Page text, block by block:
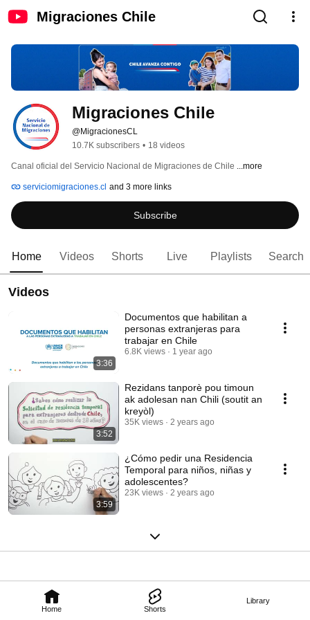
Migraciones Chile
Home Shorts
Library
Migraciones Chile
@MigracionesCL
10.7K subscribers • 18 videos
Canal oficial del Servicio Nacional de Migraciones de Chile ...more
serviciomigraciones.cl and 3 more links
Subscribe
Home Videos Shorts Live Playlists Search
Videos
3:36
Documentos que habilitan a
personas extranjeras para
trabajar en Chile
6.8K views 1 year ago
3:52
Rezidans tanporè pou timoun
ak adolesan nan Chili (soutit an
kreyòl)
35K views 2 years ago
3:59
¿Cómo pedir una Residencia
Temporal para niños, niñas y
adolescentes?
23K views 2 years ago